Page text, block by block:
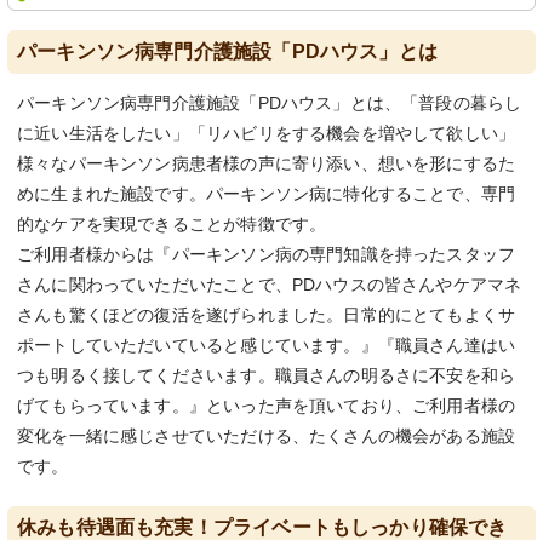
パーキンソン病専門介護施設「PDハウス」とは
パーキンソン病専門介護施設「PDハウス」とは、「普段の暮らし
に近い生活をしたい」「リハビリをする機会を増やして欲しい」
様々なパーキンソン病患者様の声に寄り添い、想いを形にするた
めに生まれた施設です。パーキンソン病に特化することで、専門
的なケアを実現できることが特徴です。
ご利用者様からは『パーキンソン病の専門知識を持ったスタッフ
さんに関わっていただいたことで、PDハウスの皆さんやケアマネ
さんも驚くほどの復活を遂げられました。日常的にとてもよくサ
ポートしていただいていると感じています。』『職員さん達はい
つも明るく接してくださいます。職員さんの明るさに不安を和ら
げてもらっています。』といった声を頂いており、ご利用者様の
変化を一緒に感じさせていただける、たくさんの機会がある施設
です。
休みも待遇面も充実！プライベートもしっかり確保でき